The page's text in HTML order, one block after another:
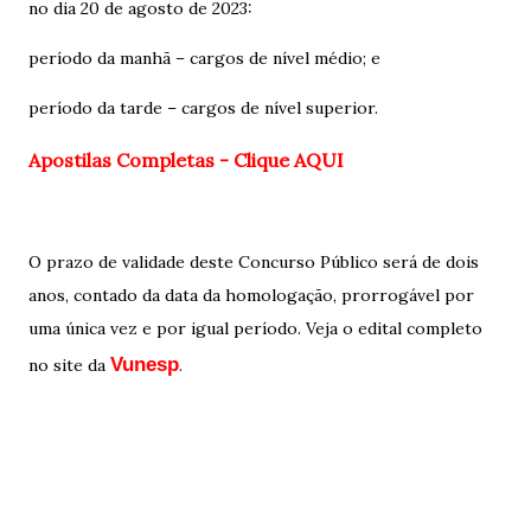
no dia 20 de agosto de 2023:
período da manhã – cargos de nível médio; e
período da tarde – cargos de nível superior.
Apostilas Completas - Clique AQUI
O prazo de validade deste Concurso Público será de dois
anos, contado da data da homologação, prorrogável por
uma única vez e por igual período. Veja o edital completo
no site da Vunesp.